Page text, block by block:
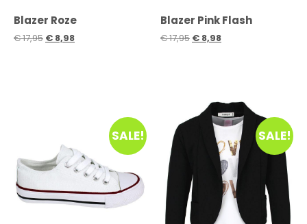
Blazer Roze
€17,95 € 8,98
Blazer Pink Flash
€17,95 € 8,98
SALE! SALE!